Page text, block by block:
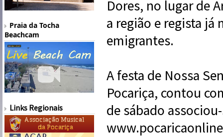
Praia da Tocha
Beachcam
Links Regionais
Dores, no lugar de
a região e regista já
emigrantes.
A festa de Nossa
Pocariça, contou
de sábado